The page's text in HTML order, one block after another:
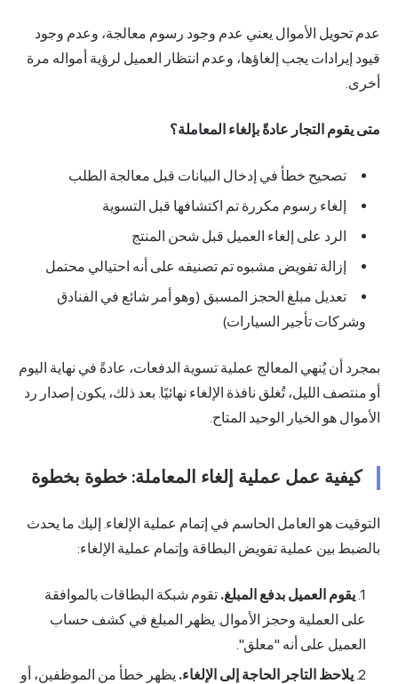
عدم تحويل الأموال يعني عدم وجود رسوم معالجة، وعدم وجود
قيود إيرادات يجب إلغاؤها، وعدم انتظار العميل لرؤية أمواله مرة
أخرى.
متى يقوم التجار عادةً بإلغاء المعاملة؟
تصحيح خطأ في إدخال البيانات قبل معالجة الطلب
إلغاء رسوم مكررة تم اكتشافها قبل التسوية
الرد على إلغاء العميل قبل شحن المنتج
إزالة تفويض مشبوه تم تصنيفه على أنه احتيالي محتمل
تعديل مبلغ الحجز المسبق (وهو أمر شائع في الفنادق
وشركات تأجير السيارات)
بمجرد أن يُنهي المعالج عملية تسوية الدفعات، عادةً في نهاية اليوم
أو منتصف الليل، تُغلق نافذة الإلغاء نهائيًا. بعد ذلك، يكون إصدار رد
الأموال هو الخيار الوحيد المتاح.
كيفية عمل عملية إلغاء المعاملة: خطوة بخطوة
التوقيت هو العامل الحاسم في إتمام عملية الإلغاء. إليك ما يحدث
بالضبط بين عملية تفويض البطاقة وإتمام عملية الإلغاء:
يقوم العميل بدفع المبلغ. تقوم شبكة البطاقات بالموافقة
على العملية وحجز الأموال. يظهر المبلغ في كشف حساب
العميل على أنه "معلق".
يلاحظ التاجر الحاجة إلى الإلغاء. يظهر خطأ من الموظفين، أو